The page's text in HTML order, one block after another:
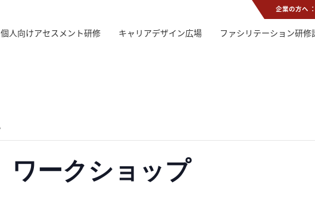
企業の方へ
個人向けアセスメント研修 キャリアデザイン広場 ファシリテーション研修
ワークショップ